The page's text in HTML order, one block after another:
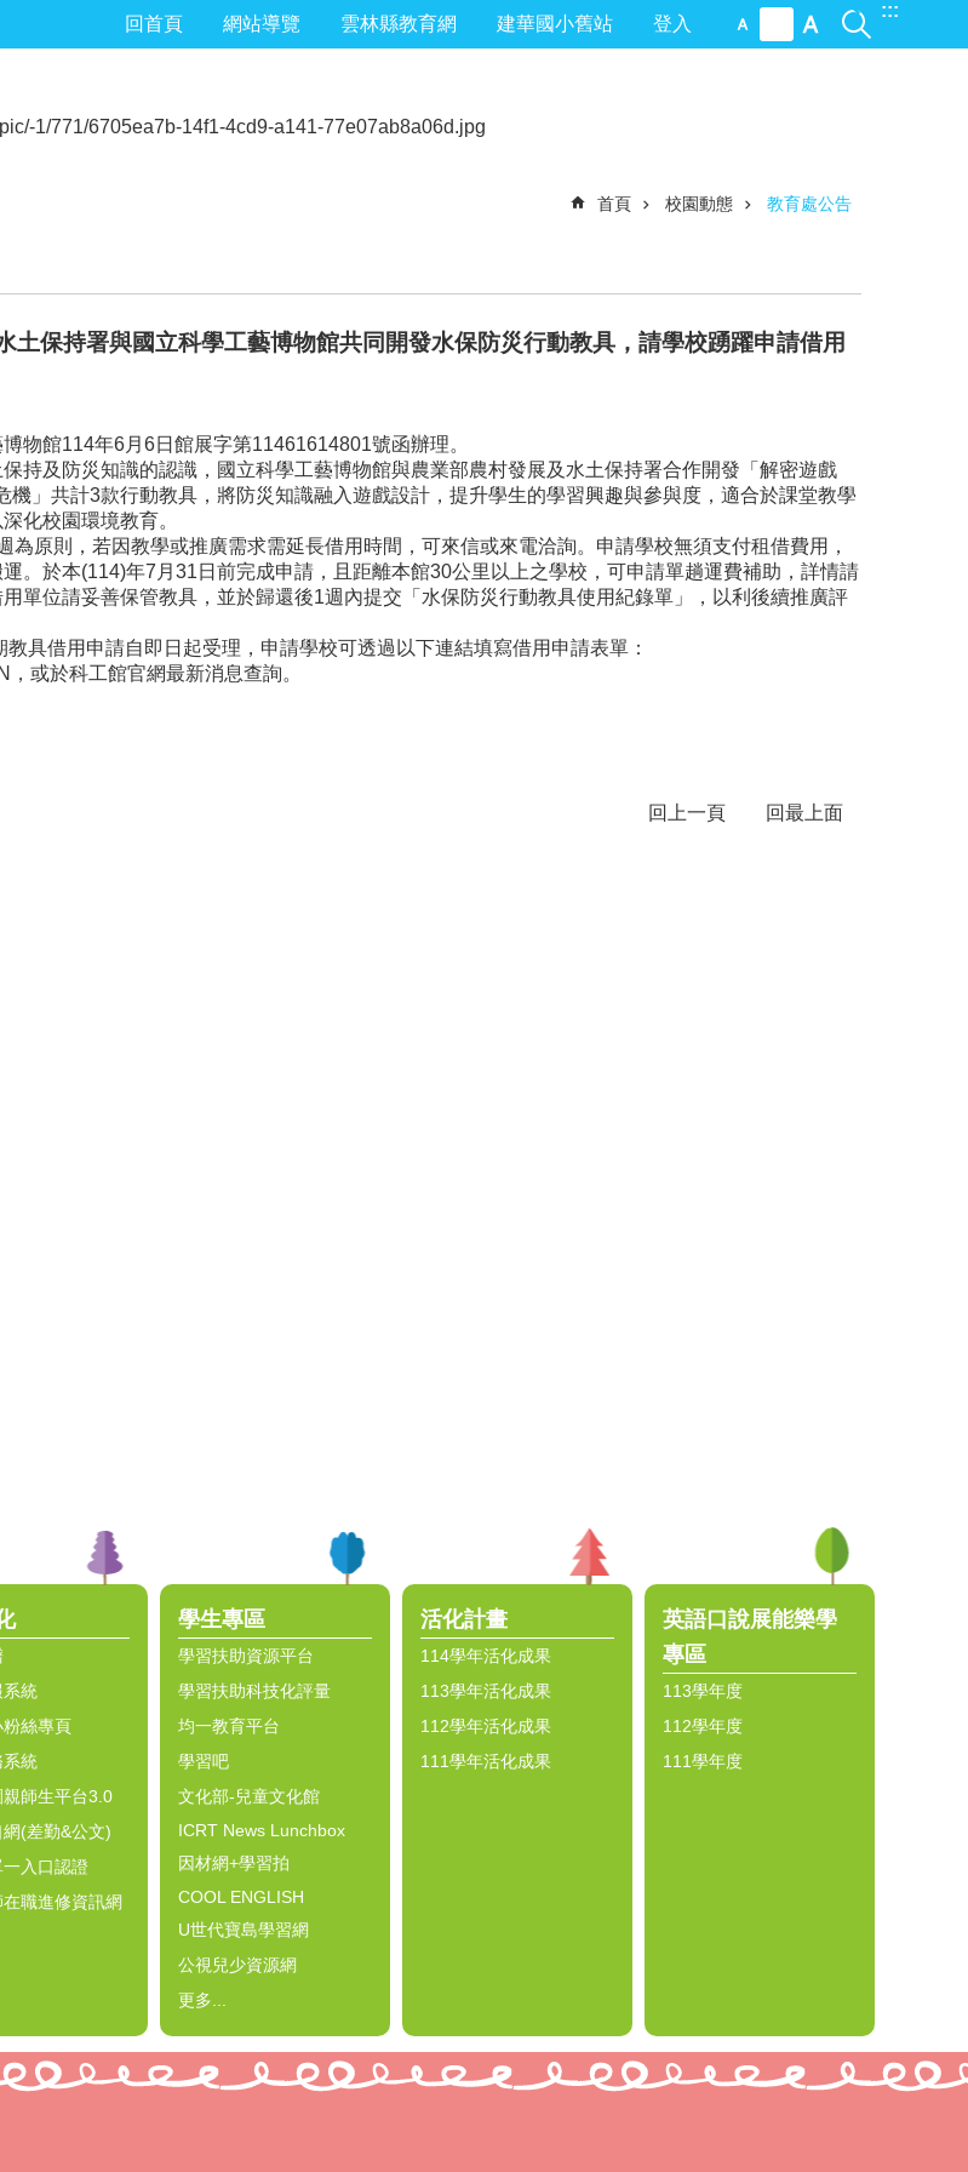
:::
回首頁 網站導覽 雲林縣教育網 建華國小舊站 登入
首頁 校園動態 教育處公告
土保持署與國立科學工藝博物館共同開發水保防災行動教具，請學校踴躍申請借用
物館114年6月6日館展字第11461614801號函辦理。
持及防災知識的認識，國立科學工藝博物館與農業部農村發展及水土保持署合作開發「解密遊戲
機」共計3款行動教具，將防災知識融入遊戲設計，提升學生的學習興趣與參與度，適合於課堂教學
化校園環境教育。
為原則，若因教學或推廣需求需延長借用時間，可來信或來電洽詢。申請學校無須支付租借費用，
。於本(114)年7月31日前完成申請，且距離本館30公里以上之學校，可申請單趟運費補助，詳情請
單位請妥善保管教具，並於歸還後1週內提交「水保防災行動教具使用紀錄單」，以利後續推廣評
教具借用申請自即日起受理，申請學校可透過以下連結填寫借用申請表單：
，或於科工館官網最新消息查詢。
回上一頁 回最上面
系統
絲專頁
系統
親師生平台3.0
(差勤&公文)
入口認證
職進修資訊網
學生專區
學習扶助資源平台
學習扶助科技化評量
均一教育平台
學習吧
文化部-兒童文化館
ICRT News Lunchbox
因材網+學習拍
COOL ENGLISH
U世代寶島學習網
公視兒少資源網
更多...
活化計畫
114學年活化成果
113學年活化成果
112學年活化成果
111學年活化成果
英語口說展能樂學
專區
113學年度
112學年度
111學年度